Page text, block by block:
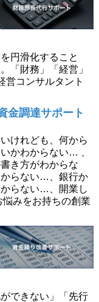
円滑化すること
「財務」「経営」
営コンサルタント
金調達サポート
けれども、何から
かわからない… 、
き方がわからな
らない…、銀行か
らない…、開業し
みをお持ちの創業
できない」「先行